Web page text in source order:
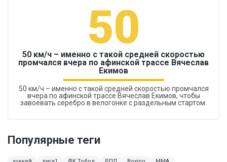
50
50 км/ч – именно с такой средней скоростью
промчался вчера по афинской трассе Вячеслав
Екимов
50 км/ч – именно с такой средней скоростью промчался
вчера по афинской трассе Вячеслав Екимов, чтобы
завоевать серебро в велогонке с раздельным стартом.
Популярные теги